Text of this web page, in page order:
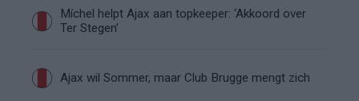
Míchel helpt Ajax aan topkeeper: ‘Akkoord over
Ter Stegen’
Ajax wil Sommer, maar Club Brugge mengt zich